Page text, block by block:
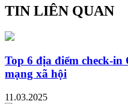
TIN LIÊN QUAN
Top 6 địa điểm check-
mạng xã hội
11.03.2025